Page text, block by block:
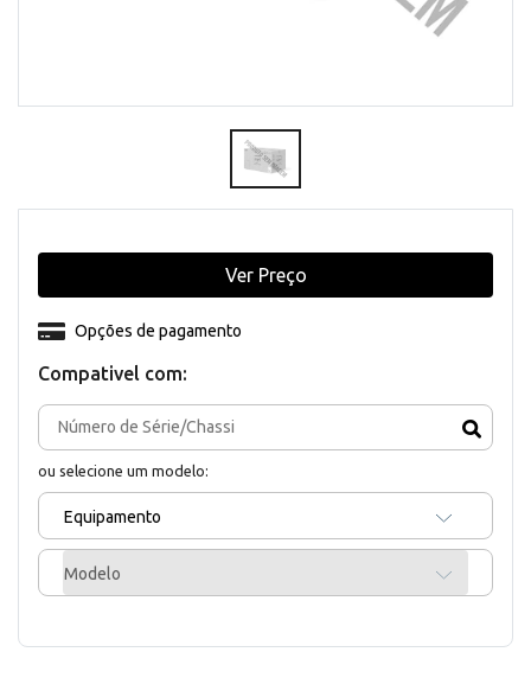
Compativel com:
ou selecione um modelo:
Equipamento
Modelo
Opções de pagamento
Ver Preço